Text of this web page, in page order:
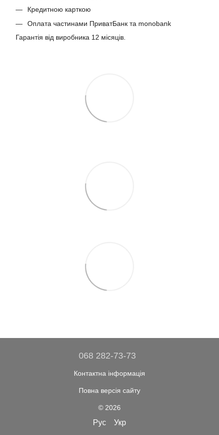
Кредитною карткою
Оплата частинами ПриватБанк та monobank
Гарантія від виробника 12 місяців.
068 282-73-73
Контактна інформація
Повна версія сайту
© 2026
Рус Укр